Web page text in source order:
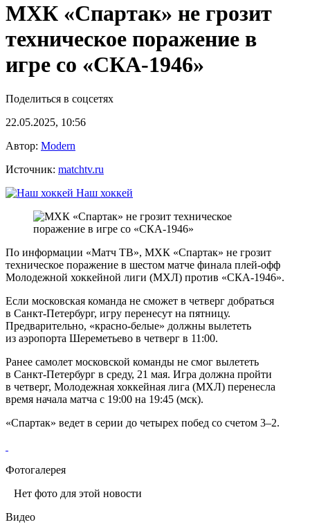
МХК «Спартак» не грозит
техническое поражение в
игре со «СКА‑1946»
Поделиться в соцсетях
22.05.2025, 10:56
Автор: Modern
Источник: matchtv.ru
Наш хоккей
По информации «Матч ТВ», МХК «Спартак» не грозит
техническое поражение в шестом матче финала плей‑офф
Молодежной хоккейной лиги (МХЛ) против «СКА‑1946».
Если московская команда не сможет в четверг добраться
в Санкт‑Петербург, игру перенесут на пятницу.
Предварительно, «красно‑белые» должны вылететь
из аэропорта Шереметьево в четверг в 11:00.
Ранее самолет московской команды не смог вылететь
в Санкт‑Петербург в среду, 21 мая. Игра должна пройти
в четверг, Молодежная хоккейная лига (МХЛ) перенесла
время начала матча с 19:00 на 19:45 (мск).
«Спартак» ведет в серии до четырех побед со счетом 3–2.
Фотогалерея
Нет фото для этой новости
Видео